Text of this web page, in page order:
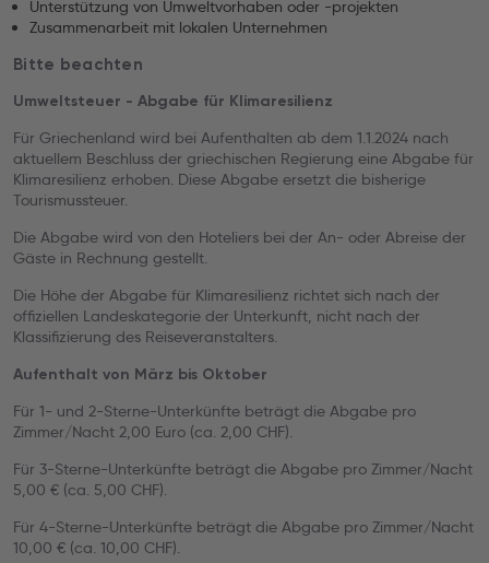
Unterstützung von Umweltvorhaben oder -projekten
Zusammenarbeit mit lokalen Unternehmen
Bitte beachten
Umweltsteuer - Abgabe für Klimaresilienz
Für Griechenland wird bei Aufenthalten ab dem 1.1.2024 nach
aktuellem Beschluss der griechischen Regierung eine Abgabe für
Klimaresilienz erhoben. Diese Abgabe ersetzt die bisherige
Tourismussteuer.
Die Abgabe wird von den Hoteliers bei der An- oder Abreise der
Gäste in Rechnung gestellt.
Die Höhe der Abgabe für Klimaresilienz richtet sich nach der
offiziellen Landeskategorie der Unterkunft, nicht nach der
Klassifizierung des Reiseveranstalters.
Aufenthalt von März bis Oktober
Für 1- und 2-Sterne-Unterkünfte beträgt die Abgabe pro
Zimmer/Nacht 2,00 Euro (ca. 2,00 CHF).
Für 3-Sterne-Unterkünfte beträgt die Abgabe pro Zimmer/Nacht
5,00 € (ca. 5,00 CHF).
Für 4-Sterne-Unterkünfte beträgt die Abgabe pro Zimmer/Nacht
10,00 € (ca. 10,00 CHF).